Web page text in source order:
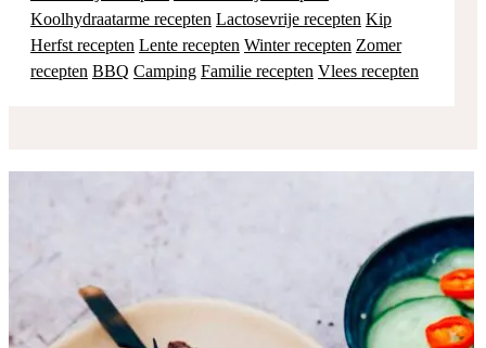
Koolhydraatarme recepten Lactosevrije recepten Kip
Herfst recepten Lente recepten Winter recepten Zomer
recepten BBQ Camping Familie recepten Vlees recepten